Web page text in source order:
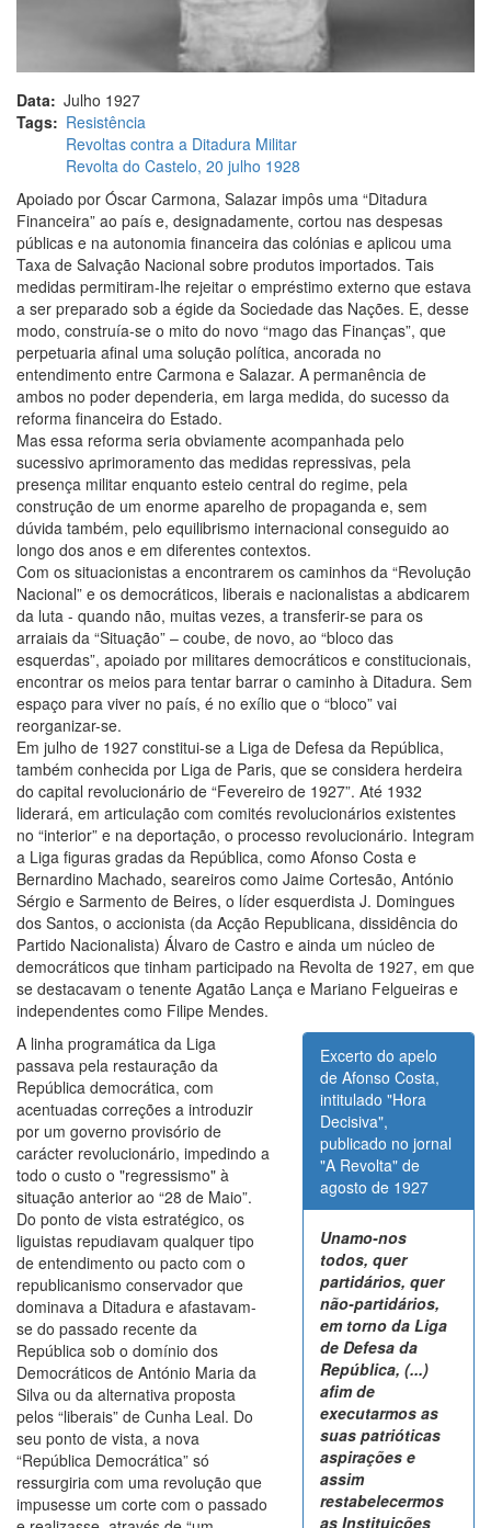
Data Julho 1927
Tags
Resistência
Revoltas contra a Ditadura Militar
Revolta do Castelo, 20 julho 1928
Apoiado por Óscar Carmona, Salazar impôs uma “Ditadura
Financeira” ao país e, designadamente, cortou nas despesas
públicas e na autonomia financeira das colónias e aplicou uma
Taxa de Salvação Nacional sobre produtos importados. Tais
medidas permitiram-lhe rejeitar o empréstimo externo que estava
a ser preparado sob a égide da Sociedade das Nações. E, desse
modo, construía-se o mito do novo “mago das Finanças”, que
perpetuaria afinal uma solução política, ancorada no
entendimento entre Carmona e Salazar. A permanência de
ambos no poder dependeria, em larga medida, do sucesso da
reforma financeira do Estado.
Mas essa reforma seria obviamente acompanhada pelo
sucessivo aprimoramento das medidas repressivas, pela
presença militar enquanto esteio central do regime, pela
construção de um enorme aparelho de propaganda e, sem
dúvida também, pelo equilibrismo internacional conseguido ao
longo dos anos e em diferentes contextos.
Com os situacionistas a encontrarem os caminhos da “Revolução
Nacional” e os democráticos, liberais e nacionalistas a abdicarem
da luta - quando não, muitas vezes, a transferir-se para os
arraiais da “Situação” – coube, de novo, ao “bloco das
esquerdas”, apoiado por militares democráticos e constitucionais,
encontrar os meios para tentar barrar o caminho à Ditadura. Sem
espaço para viver no país, é no exílio que o “bloco” vai
reorganizar-se.
Em julho de 1927 constitui-se a Liga de Defesa da República,
também conhecida por Liga de Paris, que se considera herdeira
do capital revolucionário de “Fevereiro de 1927”. Até 1932
liderará, em articulação com comités revolucionários existentes
no “interior” e na deportação, o processo revolucionário. Integram
a Liga figuras gradas da República, como Afonso Costa e
Bernardino Machado, seareiros como Jaime Cortesão, António
Sérgio e Sarmento de Beires, o líder esquerdista J. Domingues
dos Santos, o accionista (da Acção Republicana, dissidência do
Partido Nacionalista) Álvaro de Castro e ainda um núcleo de
democráticos que tinham participado na Revolta de 1927, em que
se destacavam o tenente Agatão Lança e Mariano Felgueiras e
independentes como Filipe Mendes.
A linha programática da Liga
passava pela restauração da
República democrática, com
acentuadas correções a introduzir
por um governo provisório de
carácter revolucionário, impedindo a
todo o custo o "regressismo" à
situação anterior ao “28 de Maio”.
Do ponto de vista estratégico, os
liguistas repudiavam qualquer tipo
de entendimento ou pacto com o
republicanismo conservador que
dominava a Ditadura e afastavam-
se do passado recente da
República sob o domínio dos
Democráticos de António Maria da
Silva ou da alternativa proposta
pelos “liberais” de Cunha Leal. Do
seu ponto de vista, a nova
“República Democrática” só
ressurgiria com uma revolução que
impusesse um corte com o passado
Excerto do apelo
de Afonso Costa,
intitulado "Hora
Decisiva",
publicado no jornal
"A Revolta" de
agosto de 1927
Unamo-nos
todos, quer
partidários, quer
não-partidários,
em torno da Liga
de Defesa da
República, (...)
afim de
executarmos as
suas patrióticas
aspirações e
assim
restabelecermos
as Instituições